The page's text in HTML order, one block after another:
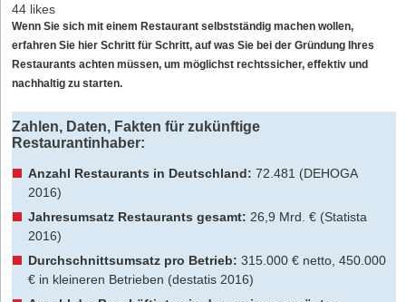
44 likes
Wenn Sie sich mit einem Restaurant selbstständig machen wollen,
erfahren Sie hier Schritt für Schritt, auf was Sie bei der Gründung Ihres
Restaurants achten müssen, um möglichst rechtssicher, effektiv und
nachhaltig zu starten.
Zahlen, Daten, Fakten für zukünftige
Restaurantinhaber:
Anzahl Restaurants in Deutschland: 72.481 (DEHOGA
2016)
Jahresumsatz Restaurants gesamt: 26,9 Mrd. € (Statista
2016)
Durchschnittsumsatz pro Betrieb: 315.000 € netto, 450.000
€ in kleineren Betrieben (destatis 2016)